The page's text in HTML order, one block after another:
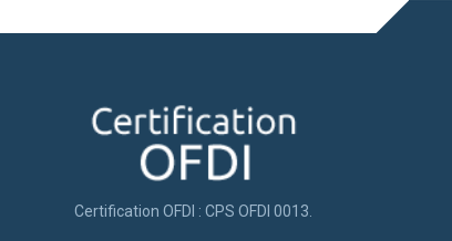
Certification OFDI : CPS OFDI 0013.